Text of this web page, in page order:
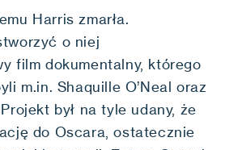
Harris zmarła.
o niej
film dokumentalny, którego
m.in. Shaquille O’Neal oraz
był na tyle udany, że
do Oscara, ostatecznie